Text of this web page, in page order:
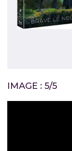
IMAGE : 5/5